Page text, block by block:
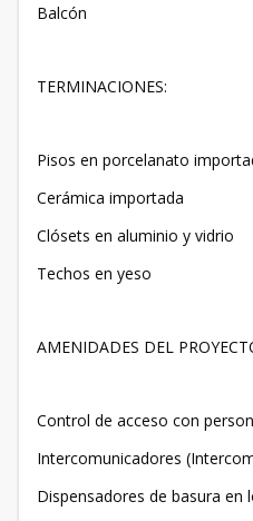
Balcón
TERMINACIONES:
Pisos en porcelanato
Cerámica importada
Clósets en aluminio y vidrio
Techos en yeso
AMENIDADES DEL
Control de acceso con
Intercomunicadores
Dispensadores de basura en